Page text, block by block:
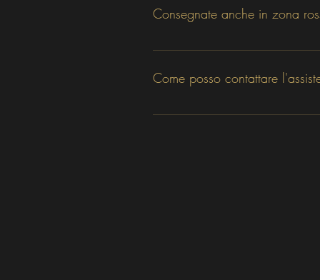
Consegnate anche in zona
Si! La nostra rete di corrieri
Come posso contattare
La chat è operativa sul nostro sito